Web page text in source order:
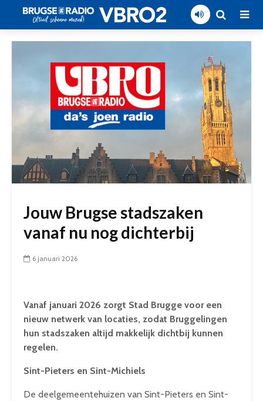
Jouw Brugse stadszaken
vanaf nu nog dichterbij
6 januari 2026
Vanaf januari 2026 zorgt Stad Brugge voor een
nieuw netwerk van locaties, zodat Bruggelingen
hun stadszaken altijd makkelijk dichtbij kunnen
regelen.
Sint-Pieters en Sint-Michiels
De deelgemeentehuizen van Sint-Pieters en Sint-